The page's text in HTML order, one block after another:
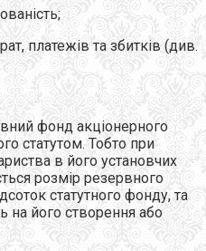
платежів та збитків (див.
фонд акціонерного
статутом. Тобто при
в його установчих
розмір резервного
статутного фонду, та
на його створення або